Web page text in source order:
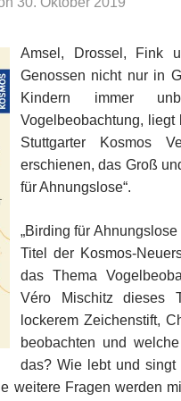
Amsel, Drossel, Fink
Genossen nicht nur in
Kindern immer
Vogelbeobachtung,
Stuttgarter Kosmos
erschienen, das Groß
für Ahnungslose“.
„Birding für
Titel der Kosmos-
das Thema
Véro Mischitz dieses
lockerem Zeichenstift,
beobachten und
das? Wie lebt und singt
weitere Fragen werden